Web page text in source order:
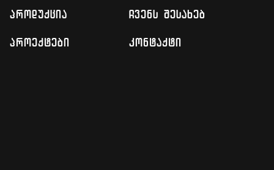
produqcia
proeqtebi
ჩვენს შესახებ
კონტაქტი